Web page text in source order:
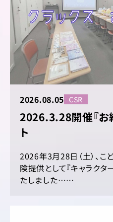
2026.08.05 CSR
2026.3.28開催『お
ト
2026年3月28日（土）、
険提供として『キャラク
たしました……